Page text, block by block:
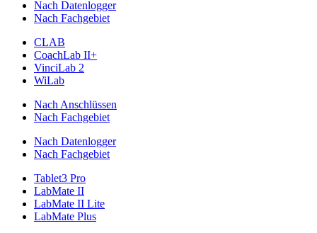
Nach Datenlogger
Nach Fachgebiet
CLAB
CoachLab II+
VinciLab 2
WiLab
Nach Anschlüssen
Nach Fachgebiet
Nach Datenlogger
Nach Fachgebiet
Tablet3 Pro
LabMate II
LabMate II Lite
LabMate Plus